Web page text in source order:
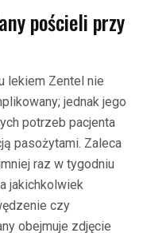
pościeli przy
lekiem Zentel nie
jednak jego
potrzeb pacjenta
pasożytami. Zaleca
raz w tygodniu
jakichkolwiek
czy
obejmuje zdjęcie